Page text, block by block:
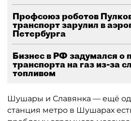
Профсоюз роботов
транспорт зарулил в
Петербурга
Бизнес в РФ задумался о
транспорта на газ из-за
топливом
Шушары и Славянка — ещё
станция метро в Шушарах